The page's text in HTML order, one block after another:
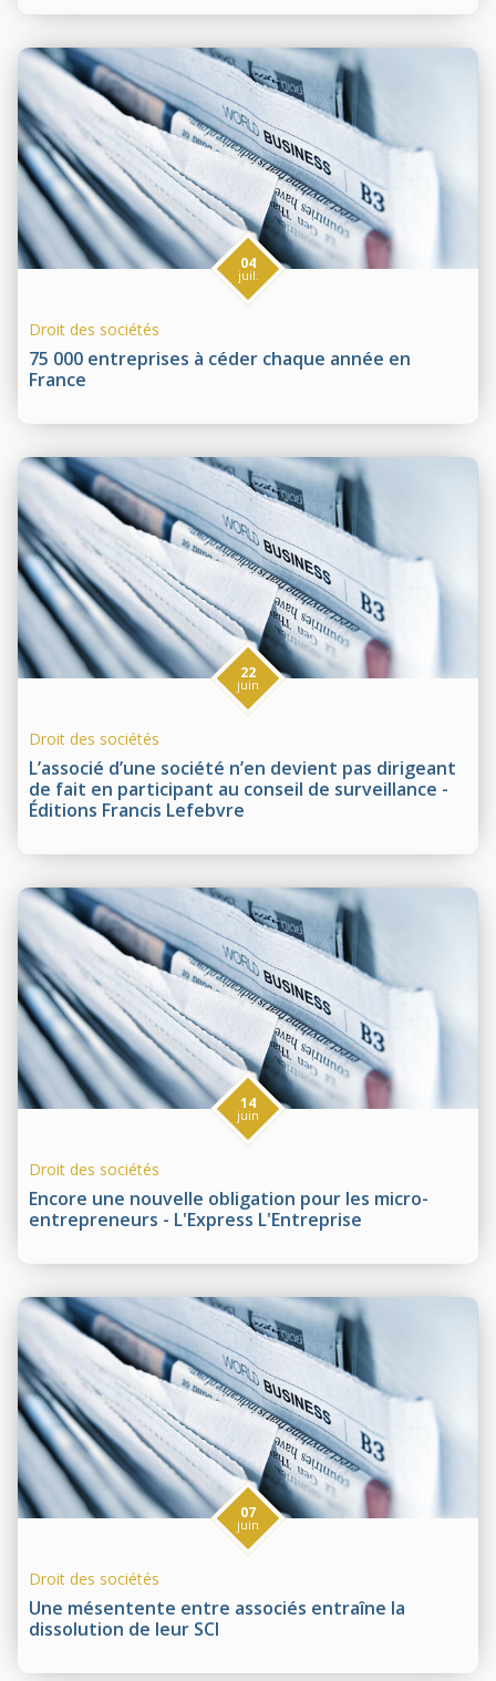
75 000 entreprises à céder chaque année en
France
04
juil.
Droit des sociétés
L’associé d’une société n’en devient pas dirigeant
de fait en participant au conseil de surveillance -
Éditions Francis Lefebvre
22
juin
Droit des sociétés
Encore une nouvelle obligation pour les micro-
entrepreneurs - L'Express L'Entreprise
14
juin
Droit des sociétés
Une mésentente entre associés entraîne la
dissolution de leur SCI
07
juin
Droit des sociétés